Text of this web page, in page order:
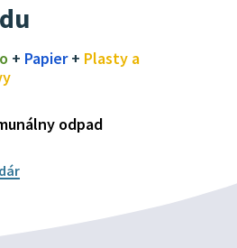
+ Papier+ Plasty a
odpad